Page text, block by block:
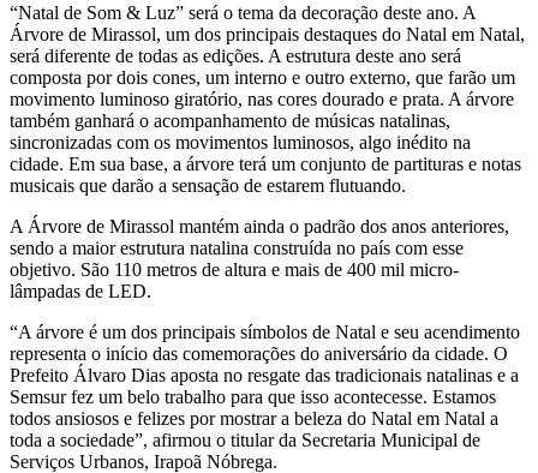
“Natal de Som & Luz” será o tema da decoração deste ano. A
Árvore de Mirassol, um dos principais destaques do Natal em Natal,
será diferente de todas as edições. A estrutura deste ano será
composta por dois cones, um interno e outro externo, que farão um
movimento luminoso giratório, nas cores dourado e prata. A árvore
também ganhará o acompanhamento de músicas natalinas,
sincronizadas com os movimentos luminosos, algo inédito na
cidade. Em sua base, a árvore terá um conjunto de partituras e notas
musicais que darão a sensação de estarem flutuando.
A Árvore de Mirassol mantém ainda o padrão dos anos anteriores,
sendo a maior estrutura natalina construída no país com esse
objetivo. São 110 metros de altura e mais de 400 mil micro-
lâmpadas de LED.
“A árvore é um dos principais símbolos de Natal e seu acendimento
representa o início das comemorações do aniversário da cidade. O
Prefeito Álvaro Dias aposta no resgate das tradicionais natalinas e a
Semsur fez um belo trabalho para que isso acontecesse. Estamos
todos ansiosos e felizes por mostrar a beleza do Natal em Natal a
toda a sociedade”, afirmou o titular da Secretaria Municipal de
Serviços Urbanos, Irapoã Nóbrega.